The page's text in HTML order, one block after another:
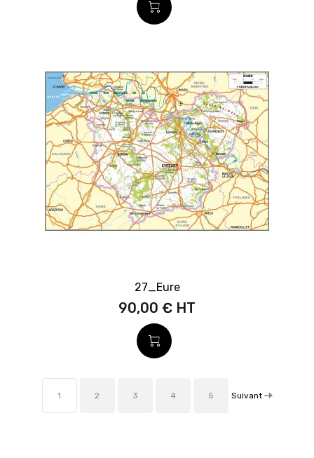
27_Eure
90,00 €
1 2 3 4 5 Suivant